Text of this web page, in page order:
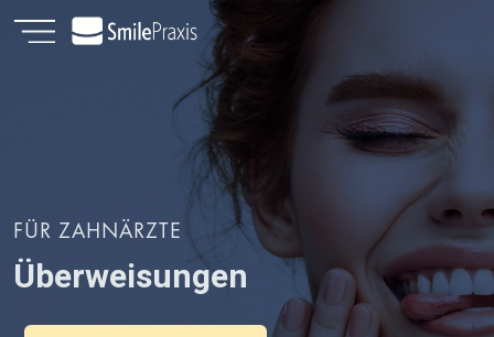
FÜR ZAHNÄRZTE
Überweisungen